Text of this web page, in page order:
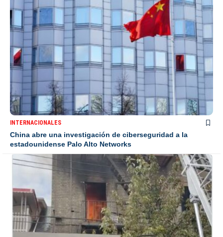
INTERNACIONALES
China abre una investigación de ciberseguridad a la
estadounidense Palo Alto Networks